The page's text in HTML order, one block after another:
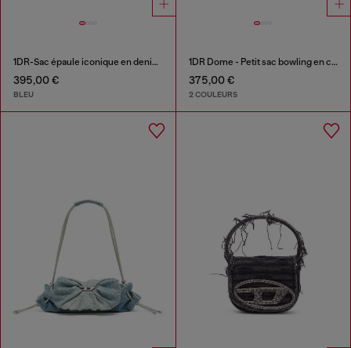
1DR-Sac épaule iconique en denim solarisé
395,00 €
BLEU
1DR Dome - Petit sac bowling en cuir noir pour femme
375,00 €
2 COULEURS